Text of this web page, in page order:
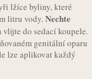
lžíce byliny, které
litru vody. Nechte
vlijte do sedací koupele.
genitální oparu
lze aplikovat každý